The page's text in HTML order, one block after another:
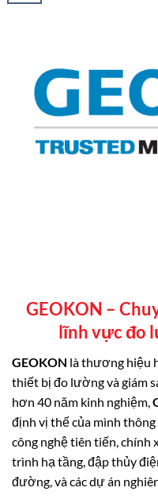
GEOKON –
lĩnh vực đo
GEOKON là thương hiệu
thiết bị đo lường và giám
hơn 40 năm kinh nghiệm,
định vị thế của mình thông
công nghệ tiên tiến, chính
trình hạ tầng, đập thủy
đường, và các dự án